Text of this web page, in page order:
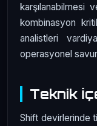
karşılanabilmesi
kombinasyon
analistleri
operasyonel
Teknik
Shift devirlerinde